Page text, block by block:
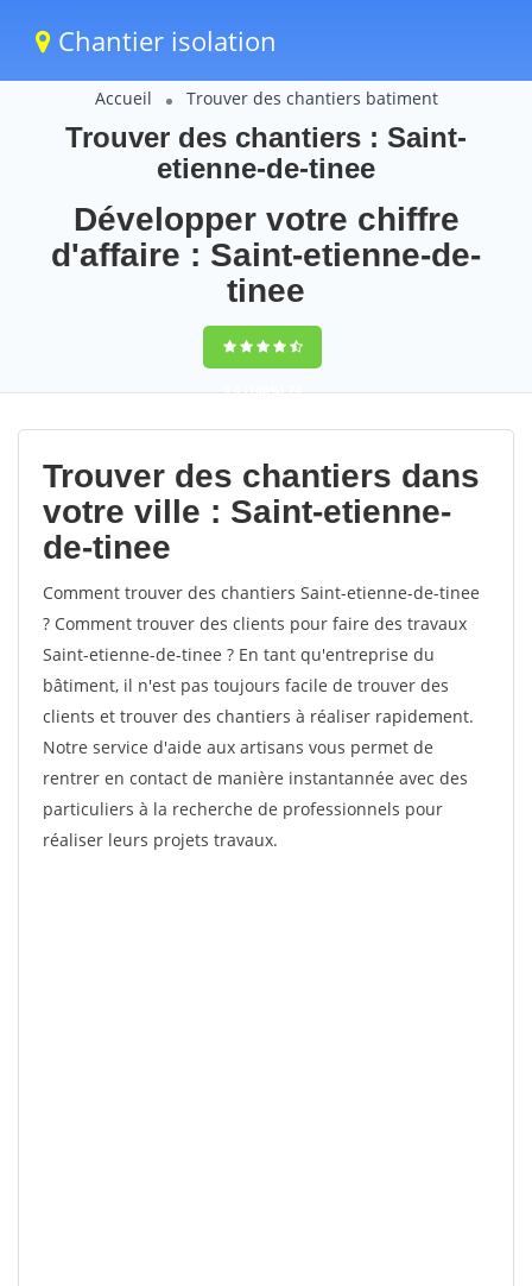
Chantier isolation
Accueil Trouver des chantiers batiment
Trouver des chantiers : Saint-
etienne-de-tinee
Développer votre chiffre
d'affaire : Saint-etienne-de-
tinee
9,5(100%)74
votes
Trouver des chantiers dans
votre ville : Saint-etienne-
de-tinee
Comment trouver des chantiers Saint-etienne-de-tinee
? Comment trouver des clients pour faire des travaux
Saint-etienne-de-tinee ? En tant qu'entreprise du
bâtiment, il n'est pas toujours facile de trouver des
clients et trouver des chantiers à réaliser rapidement.
Notre service d'aide aux artisans vous permet de
rentrer en contact de manière instantannée avec des
particuliers à la recherche de professionnels pour
réaliser leurs projets travaux.